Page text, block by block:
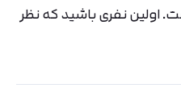
اولین نفری باشید که نظر